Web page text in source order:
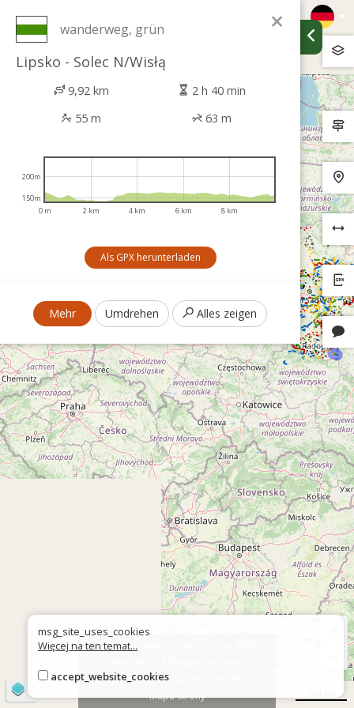
×
wanderweg, grün
Lipsko - Solec N/Wisłą
9,92 km
2 h 40 min
55 m
63 m
0 m 2 km 4 km 6 km 8 km
150m
200m
Als GPX herunterladen
Mehr Umdrehen Alles zeigen
Über die Seite
Erklärung zur Barrierefreiheit
Mapa strony
msg_site_uses_cookies
Więcej na ten temat...
accept_website_cookies